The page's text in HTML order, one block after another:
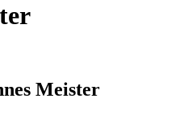
Meister